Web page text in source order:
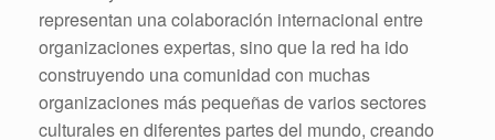
representan una colaboración internacional entre
organizaciones expertas, sino que la red ha ido
construyendo una comunidad con muchas
organizaciones más pequeñas de varios sectores
culturales en diferentes partes del mundo, creando